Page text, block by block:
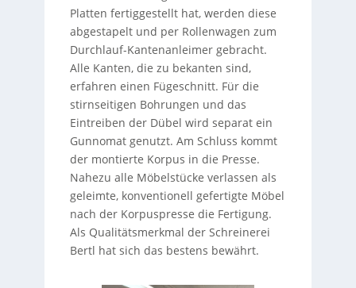
Platten fertiggestellt hat, werden diese
abgestapelt und per Rollenwagen zum
Durchlauf-Kantenanleimer gebracht.
Alle Kanten, die zu bekanten sind,
erfahren einen Fügeschnitt. Für die
stirnseitigen Bohrungen und das
Eintreiben der Dübel wird separat ein
Gunnomat genutzt. Am Schluss kommt
der montierte Korpus in die Presse.
Nahezu alle Möbelstücke verlassen als
geleimte, konventionell gefertigte Möbel
nach der Korpuspresse die Fertigung.
Als Qualitätsmerkmal der Schreinerei
Bertl hat sich das bestens bewährt.